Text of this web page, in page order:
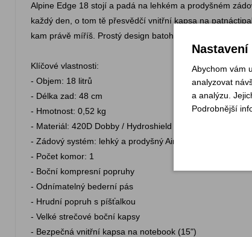
Alpine Edge 18 stojí a padá na lehkém a prodyšném
každý den, o tom tě přesvědčí vnitřní kapsa na
kam právě míříš. Prostý design batohu každopádně
Klíčové vlastnosti:
- Objem: 18 litrů
- Délka zad: 48 cm
- Hmotnost: 0,52 kg
- Materiál: 420D Dobby / Hydroshield bez fluorokarbonů
- Zádový systém: lehký a prodyšný Air Contour™
- Počet komor: 1
- Boční kompresní popruhy
- Odnímatelný bederní pás
- Hrudní popruh s píšťalkou
- Velké strečové boční kapsy
- Bezpečná vnitřní kapsa na notebook (15")
Abychom vám
analyzovat
a analýzu.
Podrobnější